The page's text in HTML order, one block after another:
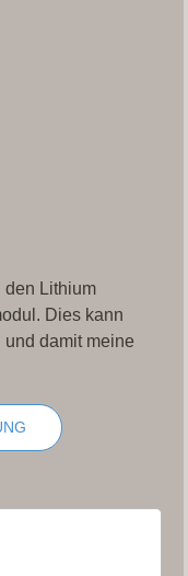
den Lithium
Dies kann
damit meine